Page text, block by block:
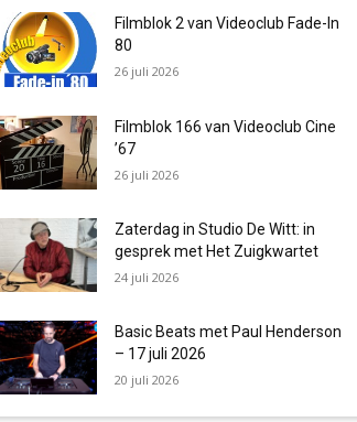
Filmblok 2 van Videoclub Fade-In
80
26 juli 2026
Filmblok 166 van Videoclub Cine
’67
26 juli 2026
Zaterdag in Studio De Witt: in
gesprek met Het Zuigkwartet
24 juli 2026
Basic Beats met Paul Henderson
– 17 juli 2026
20 juli 2026